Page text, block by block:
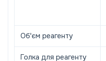
Об'єм реагенту
Голка для реагенту